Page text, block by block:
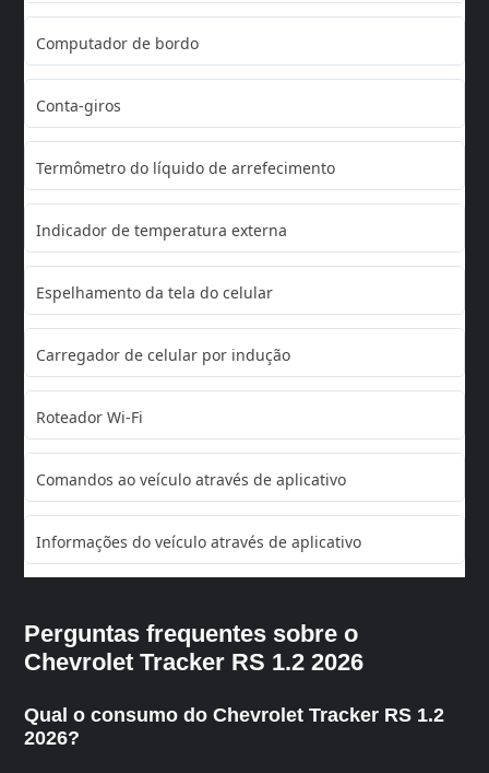
Computador de bordo
Conta-giros
Termômetro do líquido de arrefecimento
Indicador de temperatura externa
Espelhamento da tela do celular
Carregador de celular por indução
Roteador Wi-Fi
Comandos ao veículo através de aplicativo
Informações do veículo através de aplicativo
Perguntas frequentes sobre o
Chevrolet Tracker RS 1.2 2026
Qual o consumo do Chevrolet Tracker RS 1.2
2026?